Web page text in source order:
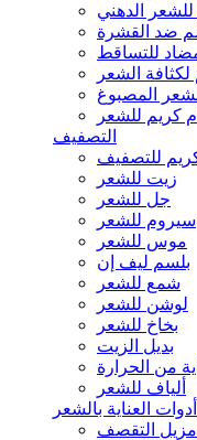
الدهني
ضد القشرة
للتساقط
الشعر
المصبوغ
كريم للشعر
التصفيف
للتصفيف
زيت للشعر
جل للشعر
سيروم للشعر
موس للشعر
بلسم ليف إن
شمع للشعر
لوشن للشعر
بخاخ للشعر
بديل الزيت
من الحرارة
ألياف للشعر
أدوات العناية بالشعر
مزيل التقصف